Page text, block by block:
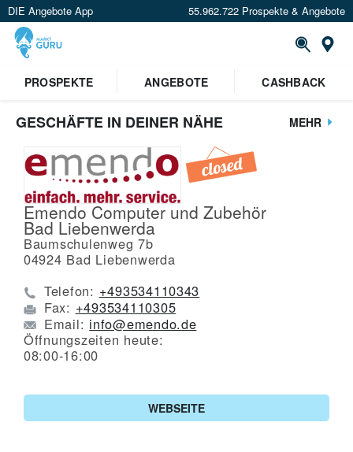
DIE Angebote App 55.962.722 Prospekte & Angebote
PROSPEKTE
ANGEBOTE CASHBACK
GESCHÄFTE IN DEINER NÄHE MEHR
Emendo Computer und Zubehör
Bad Liebenwerda
Baumschulenweg 7b
04924 Bad Liebenwerda
Telefon: +493534110343
Fax: +493534110305
Email: info@emendo.de
Öffnungszeiten heute:
08:00-16:00
WEBSEITE